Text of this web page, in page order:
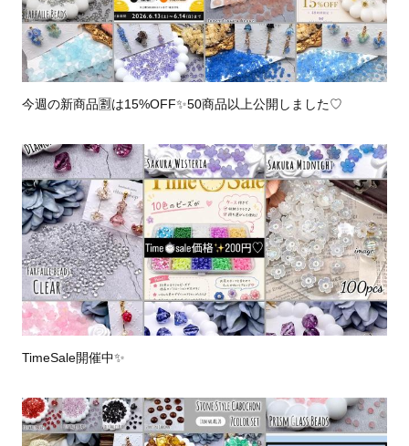
今週の新商品🈹は15%OFF✨️50商品以上公開しました♡
TimeSale開催中✨️